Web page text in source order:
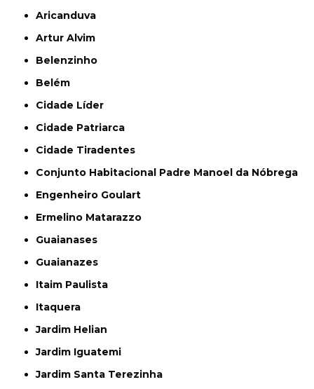
Aricanduva
Artur Alvim
Belenzinho
Belém
Cidade Líder
Cidade Patriarca
Cidade Tiradentes
Conjunto Habitacional Padre Manoel da Nóbrega
Engenheiro Goulart
Ermelino Matarazzo
Guaianases
Guaianazes
Itaim Paulista
Itaquera
Jardim Helian
Jardim Iguatemi
Jardim Santa Terezinha